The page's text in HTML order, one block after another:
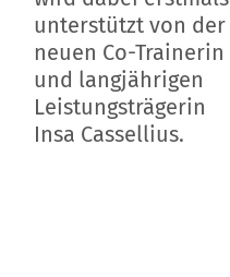
unterstützt von der
neuen Co-Trainerin
und langjährigen
Leistungsträgerin
Insa Cassellius.